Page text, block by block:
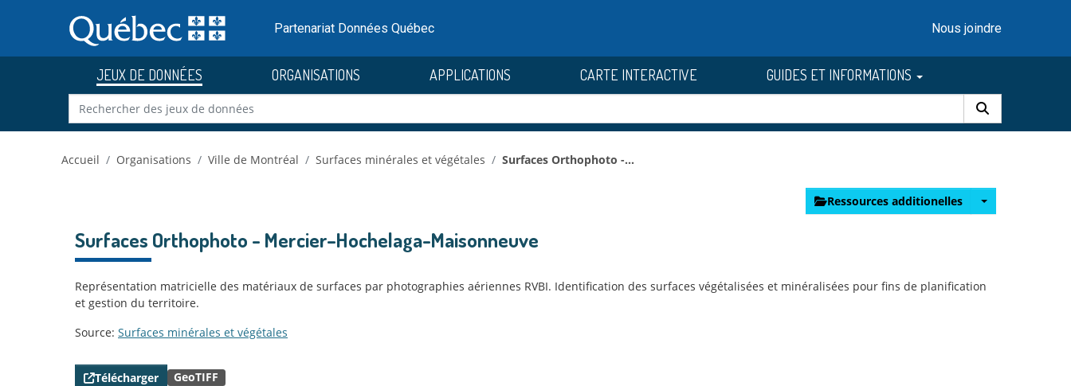
au
contenu
Partenariat Données Québec Nous joindre
JEUX DE DONNÉES ORGANISATIONS APPLICATIONS CARTE INTERACTIVE GUIDES ET INFORMATIONS
Accueil Organisations Ville de Montréal Surfaces minérales et végétales Surfaces Orthophoto -...
Ressources additionelles
Surfaces Orthophoto - Mercier–Hochelaga-Maisonneuve
Représentation matricielle des matériaux de surfaces par photographies aériennes RVBI. Identification des surfaces végétalisées et minéralisées pour fins de planification
et gestion du territoire.
Source: Surfaces minérales et végétales
Télécharger GeoTIFF